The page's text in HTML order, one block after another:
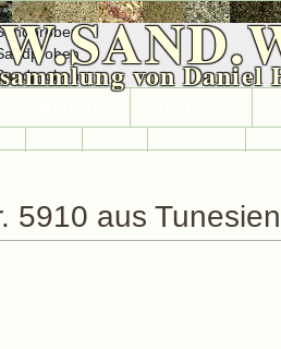
von Daniel
5910 aus Tunesien